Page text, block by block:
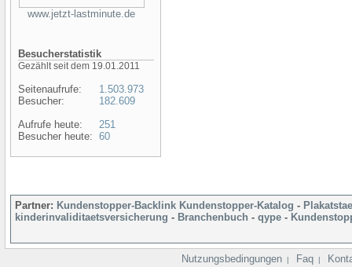
www.jetzt-lastminute.de
Besucherstatistik
Gezählt seit dem 19.01.2011
Seitenaufrufe:
Besucher:
Aufrufe heute:
Besucher heute:
1.503.973
182.609
251
60
Partner: Kundenstopper-Backlink Kundenstopper-Katalog -
kinderinvaliditaetsversicherung - Branchenbuch - qype -
Nutzungsbedingungen | Faq |